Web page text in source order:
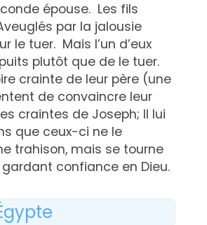
épouse. Les fils
par la jalousie
le tuer. Mais l’un d’eux
plutôt que de le tuer.
crainte de leur père (une
de convaincre leur
craintes de Joseph; Il lui
que ceux-ci ne le
trahison, mais se tourne
confiance en Dieu.